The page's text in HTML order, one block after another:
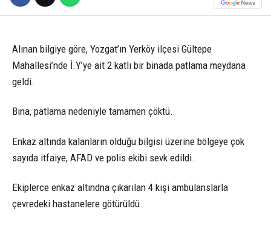
Alınan bilgiye göre, Yozgat’ın Yerköy ilçesi Gültepe
Mahallesi’nde İ.Y’ye ait 2 katlı bir binada patlama meydana
geldi.
Bina, patlama nedeniyle tamamen çöktü.
Enkaz altında kalanların olduğu bilgisi üzerine bölgeye çok
sayıda itfaiye, AFAD ve polis ekibi sevk edildi.
Ekiplerce enkaz altındna çıkarılan 4 kişi ambulanslarla
çevredeki hastanelere götürüldü.